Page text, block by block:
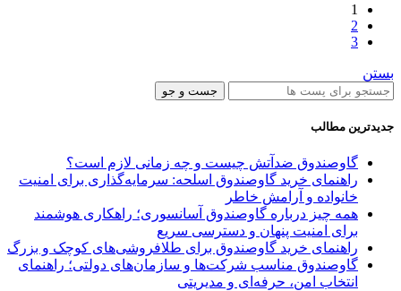
1
2
3
بستن
جست و جو
جدیدترین مطالب
گاوصندوق ضدآتش چیست و چه زمانی لازم است؟
راهنمای خرید گاوصندوق اسلحه: سرمایه‌گذاری برای امنیت
خانواده و آرامش خاطر
همه چیز درباره گاوصندوق آسانسوری؛ راهکاری هوشمند
برای امنیت پنهان و دسترسی سریع
راهنمای خرید گاوصندوق برای طلافروشی‌های کوچک و بزرگ
گاوصندوق مناسب شرکت‌ها و سازمان‌های دولتی؛ راهنمای
انتخاب امن، حرفه‌ای و مدیریتی